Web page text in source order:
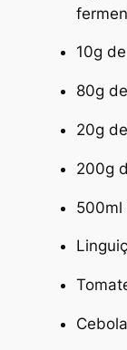
10g
80g
20g
200g
500ml
Cebola